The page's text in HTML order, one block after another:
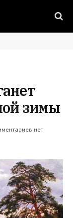
зимы
нет